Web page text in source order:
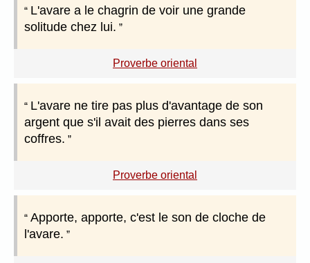
L'avare a le chagrin de voir une grande
solitude chez lui.
Proverbe oriental
L'avare ne tire pas plus d'avantage de son
argent que s'il avait des pierres dans ses
coffres.
Proverbe oriental
Apporte, apporte, c'est le son de cloche de
l'avare.